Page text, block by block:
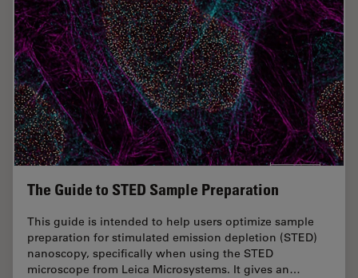
The Guide to STED Sample Preparation
This guide is intended to help users optimize sample
preparation for stimulated emission depletion (STED)
nanoscopy, specifically when using the STED
microscope from Leica Microsystems. It gives an…